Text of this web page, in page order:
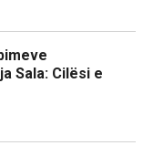
Sala: Cilësi e